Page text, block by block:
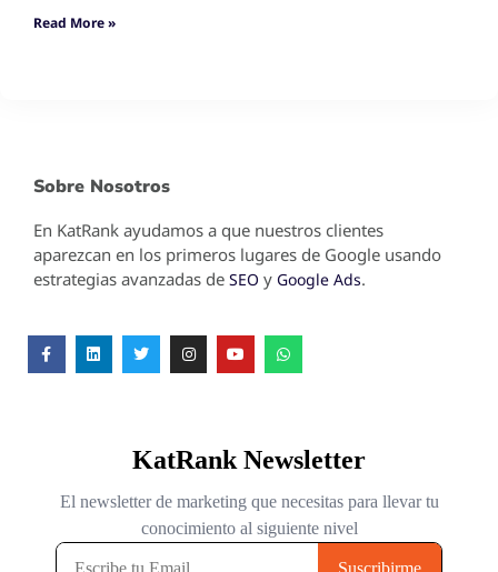
Read More »
Sobre Nosotros
En KatRank ayudamos a que nuestros clientes
aparezcan en los primeros lugares de Google usando
estrategias avanzadas de SEO y Google Ads.